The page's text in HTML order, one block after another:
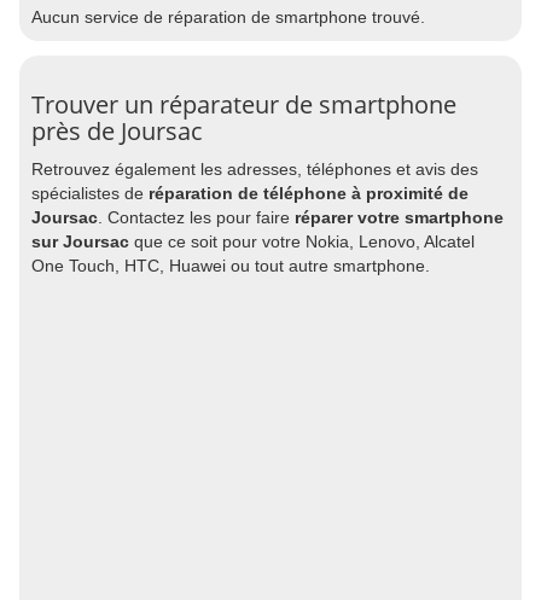
Aucun service de réparation de smartphone trouvé.
Trouver un réparateur de smartphone
près de Joursac
Retrouvez également les adresses, téléphones et avis des
spécialistes de réparation de téléphone à proximité de
Joursac . Contactez les pour faire réparer votre smartphone
sur Joursac que ce soit pour votre Nokia, Lenovo, Alcatel
One Touch, HTC, Huawei ou tout autre smartphone.